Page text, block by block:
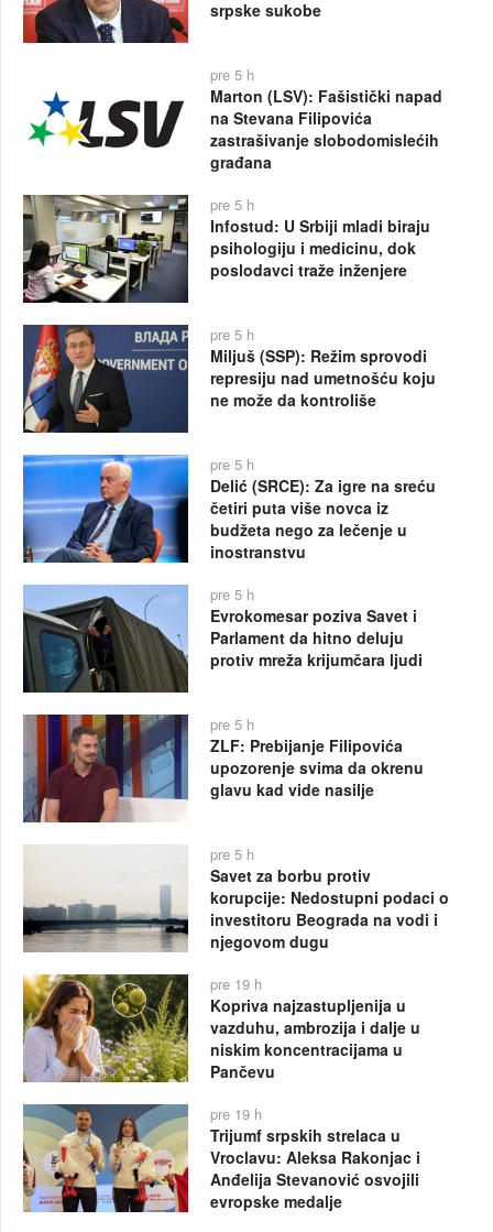
srpske sukobe
pre 5 h
Marton (LSV): Fašistički napad
na Stevana Filipovića
zastrašivanje slobodomislećih
građana
pre 5 h
Infostud: U Srbiji mladi biraju
psihologiju i medicinu, dok
poslodavci traže inženjere
pre 5 h
Miljuš (SSP): Režim sprovodi
represiju nad umetnošću koju
ne može da kontroliše
pre 5 h
Delić (SRCE): Za igre na sreću
četiri puta više novca iz
budžeta nego za lečenje u
inostranstvu
pre 5 h
Evrokomesar poziva Savet i
Parlament da hitno deluju
protiv mreža krijumčara ljudi
pre 5 h
ZLF: Prebijanje Filipovića
upozorenje svima da okrenu
glavu kad vide nasilje
pre 5 h
Savet za borbu protiv
korupcije: Nedostupni podaci o
investitoru Beograda na vodi i
njegovom dugu
pre 19 h
Kopriva najzastupljenija u
vazduhu, ambrozija i dalje u
niskim koncentracijama u
Pančevu
pre 19 h
Trijumf srpskih strelaca u
Vroclavu: Aleksa Rakonjac i
Anđelija Stevanović osvojili
evropske medalje